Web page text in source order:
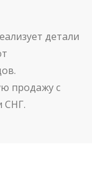
детали
продажу с
СНГ.